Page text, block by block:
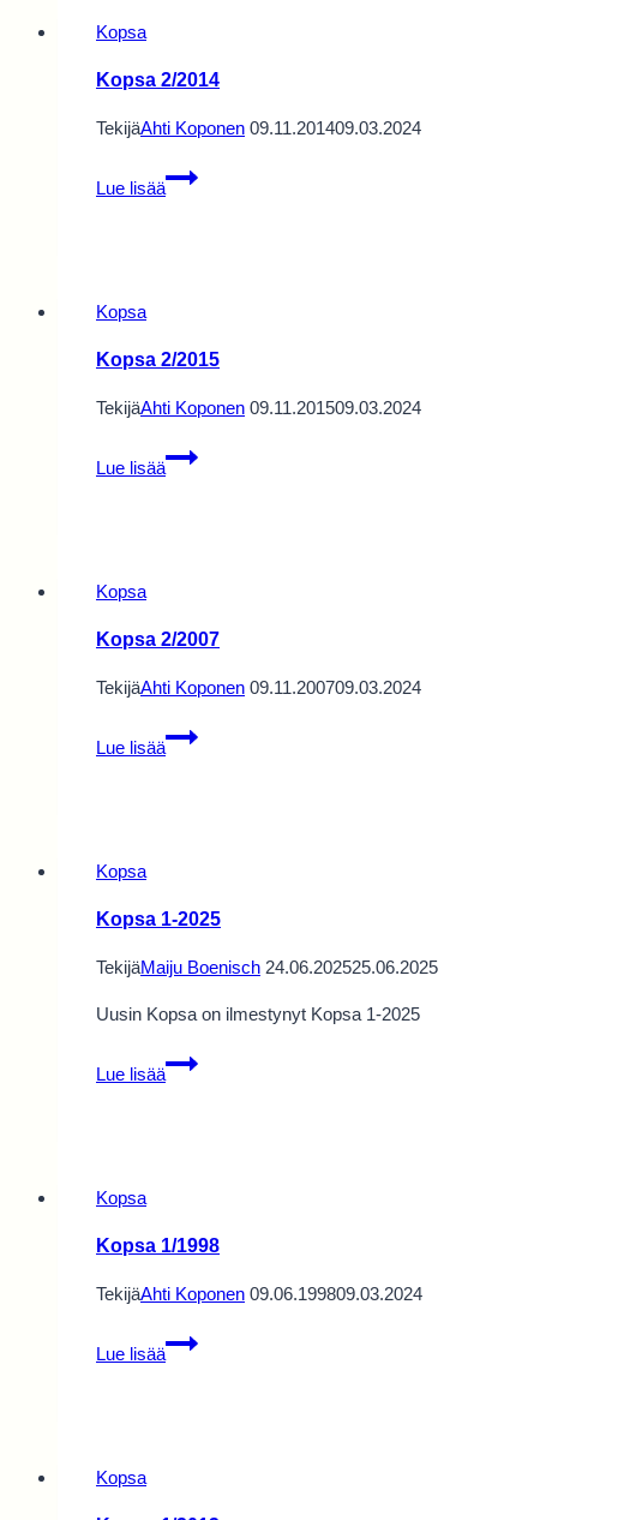
Kopsa
Kopsa 2/2014
TekijäAhti Koponen 09.11.201409.03.2024
Lue lisää
Kopsa
2/2014
Kopsa
Kopsa 2/2015
TekijäAhti Koponen 09.11.201509.03.2024
Lue lisää
Kopsa
2/2015
Kopsa
Kopsa 2/2007
TekijäAhti Koponen 09.11.200709.03.2024
Lue lisää
Kopsa
2/2007
Kopsa
Kopsa 1-2025
TekijäMaiju Boenisch 24.06.202525.06.2025
Uusin Kopsa on ilmestynyt Kopsa 1-2025
Lue lisää
Kopsa
1-
Kopsa
Kopsa 1/1998
TekijäAhti Koponen 09.06.199809.03.2024
Lue lisää
Kopsa
1/1998
Kopsa